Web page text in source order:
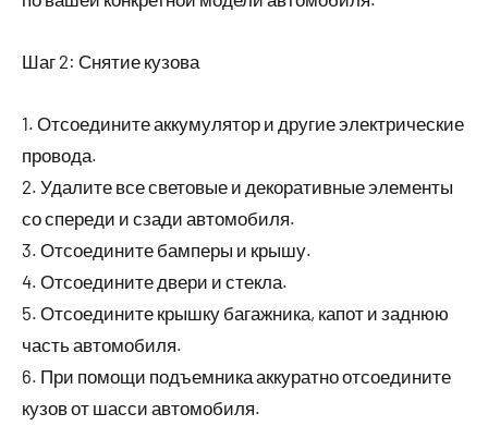
Шаг 2: Снятие кузова
1. Отсоедините аккумулятор и другие электрические
провода.
2. Удалите все световые и декоративные элементы
со спереди и сзади автомобиля.
3. Отсоедините бамперы и крышу.
4. Отсоедините двери и стекла.
5. Отсоедините крышку багажника, капот и заднюю
часть автомобиля.
6. При помощи подъемника аккуратно отсоедините
кузов от шасси автомобиля.